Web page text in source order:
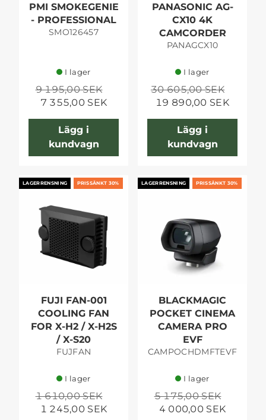
PMI SMOKEGENIE
- PROFESSIONAL
SMO126457
I lager
9 195,00 SEK
7 355,00 SEK
Lägg i
kundvagn
PANASONIC AG-
CX10 4K
CAMCORDER
PANAGCX10
I lager
30 605,00 SEK
19 890,00 SEK
Lägg i
kundvagn
LAGERRENSNING PRISSÄNKT 30%
FUJI FAN-001
COOLING FAN
FOR X-H2 / X-H2S
/ X-S20
FUJFAN
I lager
1 610,00 SEK
1 245,00 SEK
LAGERRENSNING PRISSÄNKT 30%
BLACKMAGIC
POCKET CINEMA
CAMERA PRO
EVF
CAMPOCHDMFTEVF
I lager
5 175,00 SEK
4 000,00 SEK